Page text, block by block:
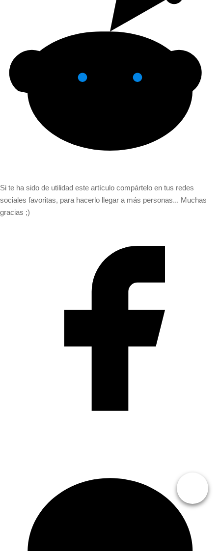
Si te ha sido de utilidad este artículo compártelo en tus redes
sociales favoritas, para hacerlo llegar a más personas... Muchas
gracias ;)